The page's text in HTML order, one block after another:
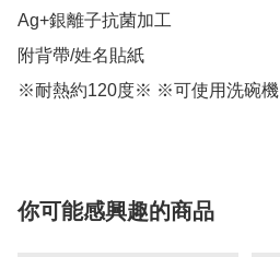
Ag+銀離子抗菌加工
附背帶/姓名貼紙
※耐熱約120度※ ※可使用洗碗機
你可能感興趣的商品